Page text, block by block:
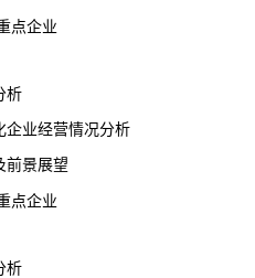
点企业
经营情况分析
景展望
点企业